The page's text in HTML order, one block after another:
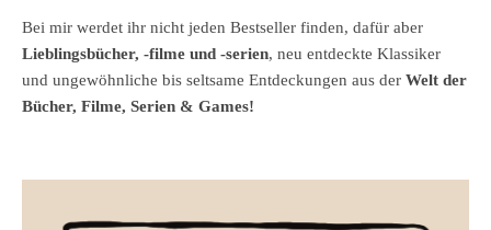
Bei mir werdet ihr nicht jeden Bestseller finden, dafür aber
Lieblingsbücher, -filme und -serien, neu entdeckte Klassiker
und ungewöhnliche bis seltsame Entdeckungen aus der Welt der
Bücher, Filme, Serien & Games!